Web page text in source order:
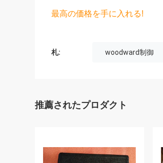
最高の価格を手に入れる!
札: woodward制御
推薦されたプロダクト